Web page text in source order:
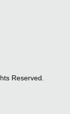
Reserved.